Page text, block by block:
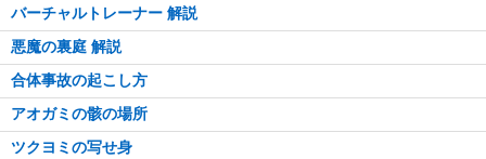
バーチャルトレーナー 解説
悪魔の裏庭 解説
合体事故の起こし方
アオガミの骸の場所
ツクヨミの写せ身